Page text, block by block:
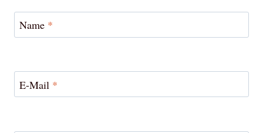
Name *
E-Mail *